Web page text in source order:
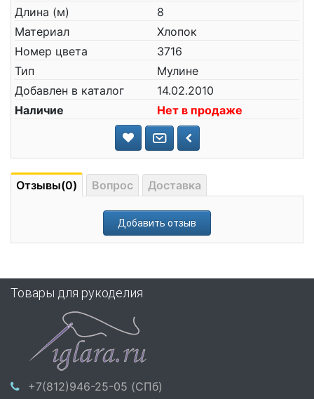
Длина (м)
8
Материал
Хлопок
Номер цвета
3716
Тип
Мулине
Добавлен в каталог
14.02.2010
Наличие
Нет в продаже
Отзывы(0) Вопрос Доставка
Добавить отзыв
Товары для рукоделия
+7(812)946-25-05 (СПб)